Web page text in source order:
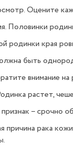
Оцените
Половинки
родинки края
быть
внимание
растет,
– срочно
причина рака